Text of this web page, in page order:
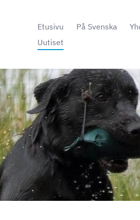
Etusivu På Svenska
Uutiset